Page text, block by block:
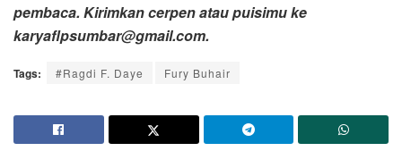
pembaca. Kirimkan cerpen atau puisimu ke
karyaflpsumbar@gmail.com.
Tags: #Ragdi F. Daye Fury Buhair